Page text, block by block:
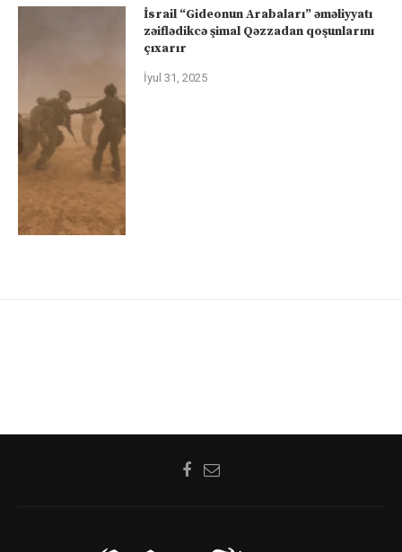
İsrail “Gideonun Arabaları” əməliyyatı
zəiflədikcə şimal Qəzzadan qoşunlarını
çıxarır
İyul 31, 2025